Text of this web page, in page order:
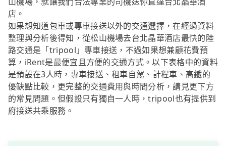
店。
如果想知道包車或專車接送以外的交通選擇，在經過資料
整理與分析後得知，從松山機場去台北晶華酒店最快的陸
路交通是「tripool」專車接送，不過如果想兼顧花費預
算，iRent是最便宜且方便的交通方式。以下表格中的資料
是預設在3人時，專車接送、租車自駕、計程車、高鐵的
優缺點比較，更完整的交通費用與時間分析，請見更下方
的常見問題。但假設只有獨自一人時，tripool也有提供到
府接送共乘服務。